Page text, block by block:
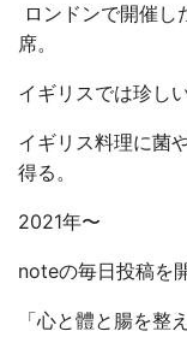
ロンドンで開催し
席。
イギリスでは珍し
イギリス料理に菌
得る。
2021年〜
noteの毎日投稿を
「心と體と腸を整